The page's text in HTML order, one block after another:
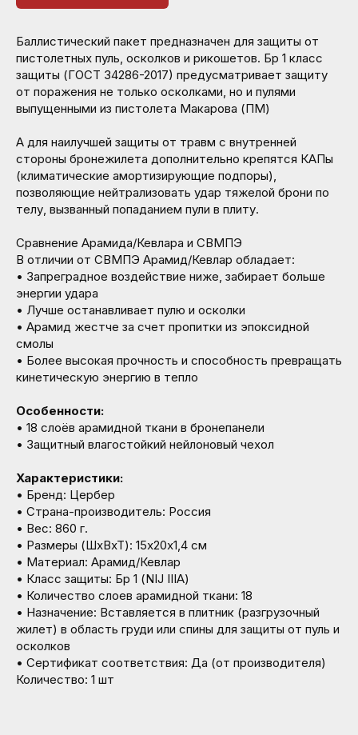
Баллистический пакет предназначен для защиты от
пистолетных пуль, осколков и рикошетов. Бр 1 класс
защиты (ГОСТ 34286-2017) предусматривает защиту
от поражения не только осколками, но и пулями
выпущенными из пистолета Макарова (ПМ)
А для наилучшей защиты от травм с внутренней
стороны бронежилета дополнительно крепятся КАПы
(климатические амортизирующие подпоры),
позволяющие нейтрализовать удар тяжелой брони по
телу, вызванный попаданием пули в плиту.
Сравнение Арамида/Кевлара и СВМПЭ
В отличии от СВМПЭ Арамид/Кевлар обладает:
• Запреградное воздействие ниже, забирает больше
энергии удара
• Лучше останавливает пулю и осколки
• Арамид жестче за счет пропитки из эпоксидной
смолы
• Более высокая прочность и способность превращать
кинетическую энергию в тепло
Особенности:
• 18 слоёв арамидной ткани в бронепанели
• Защитный влагостойкий нейлоновый чехол
Характеристики:
• Бренд: Цербер
• Страна-производитель: Россия
• Вес: 860 г.
• Размеры (ШхВхТ): 15x20х1,4 см
• Материал: Арамид/Кевлар
• Класс защиты: Бр 1 (NIJ IIIA)
• Количество слоев арамидной ткани: 18
• Назначение: Вставляется в плитник (разгрузочный
жилет) в область груди или спины для защиты от пуль и
осколков
• Сертификат соответствия: Да (от производителя)
Количество: 1 шт